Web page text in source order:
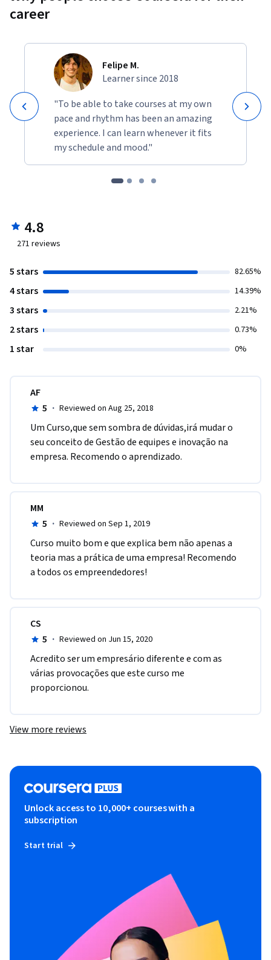
career
Felipe M.
Learner since 2018
"To be able to take courses at my own
pace and rhythm has been an amazing
experience. I can learn whenever it fits
my schedule and mood."
4.8
271 reviews
5 stars 82.65%
4 stars 14.39%
3 stars 2.21%
2 stars 0.73%
1 star 0%
AF
5 · Reviewed on Aug 25, 2018
Um Curso,que sem sombra de dúvidas,irá mudar o
seu conceito de Gestão de equipes e inovação na
empresa. Recomendo o aprendizado.
MM
5 · Reviewed on Sep 1, 2019
Curso muito bom e que explica bem não apenas a
teoria mas a prática de uma empresa! Recomendo
a todos os empreendedores!
CS
5 · Reviewed on Jun 15, 2020
Acredito ser um empresário diferente e com as
várias provocações que este curso me
proporcionou.
View more reviews
Unlock access to 10,000+ courses with a
subscription
Start trial